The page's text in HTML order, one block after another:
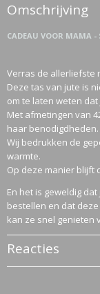
Omschrijving
CADEAU VOOR MAMA -
Verras de allerliefste
Deze tas van jute is
om te laten weten
Met afmetingen van
haar benodigdheden.
Wij bedrukken de
warmte.
Op deze manier blijft
En het is geweldig
bestellen en dat
kan ze snel genieten
Reacties